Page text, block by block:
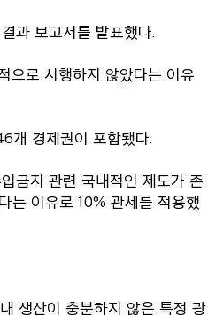
과 보고서를 발표했다.
으로 시행하지 않았다는 이유
개 경제권이 포함됐다.
금지 관련 국내적인 제도가 존
는 이유로 10% 관세를 적용했
생산이 충분하지 않은 특정 광